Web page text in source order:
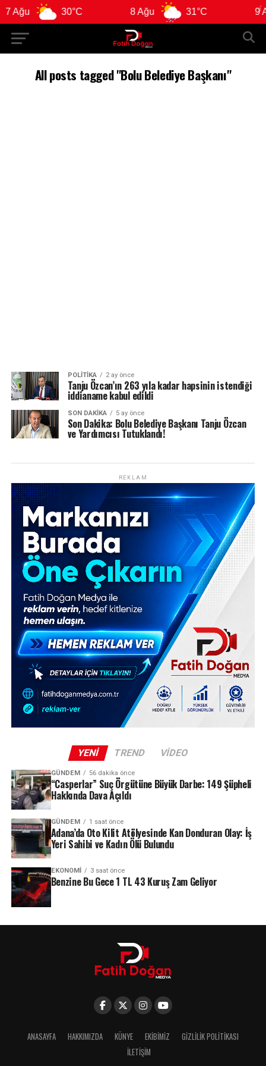
Ağu 30°C 8 Ağu 31°C 9
All posts tagged "Bolu Belediye Başkanı"
POLITIKA 2 ay önce
Tanju Özcan’ın 263 yıla kadar hapsinin istendiği
iddianame kabul edildi
SON DAKIKA 5 ay önce
Son Dakika: Bolu Belediye Başkanı Tanju Özcan
ve Yardımcısı Tutuklandı!
REKLAM
YENI TREND VIDEO
GÜNDEM 56 dakika önce
“Casperlar” Suç Örgütüne Büyük Darbe: 149 Şüpheli
Hakkında Dava Açıldı
GÜNDEM 1 saat önce
Adana’da Oto Kilit Atölyesinde Kan Donduran Olay: İş
Yeri Sahibi ve Kadın Ölü Bulundu
EKONOMI 3 saat önce
Benzine Bu Gece 1 TL 43 Kuruş Zam Geliyor
ANASAYFA HAKKIMIZDA KÜNYE EKIBIMIZ
GIZLILIK POLITIKASI
İLETIŞIM